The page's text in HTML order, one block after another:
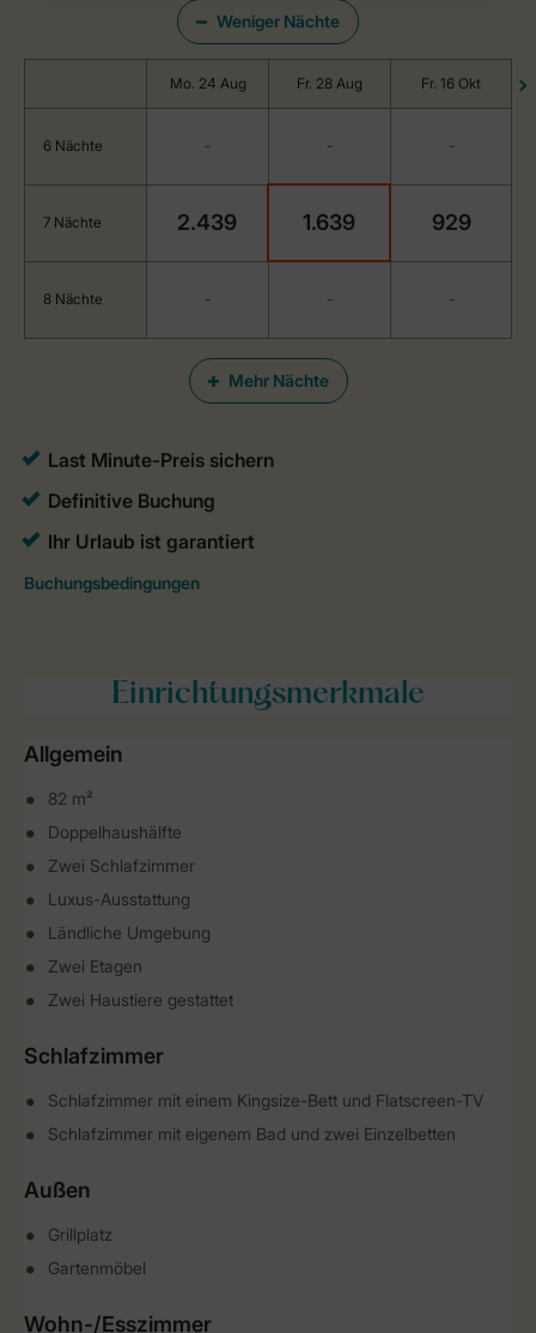
Weniger Nächte
Mehr Nächte
Mo. 24 Aug Fr. 28 Aug Fr. 16 Okt
6 Nächte - - -
7 Nächte 2.439 1.639 929
8 Nächte - - -
Einrichtungsmerkmale
Allgemein
82 m²
Doppelhaushälfte
Zwei Schlafzimmer
Luxus-Ausstattung
Ländliche Umgebung
Zwei Etagen
Zwei Haustiere gestattet
Schlafzimmer
Schlafzimmer mit einem Kingsize-Bett und Flatscreen-TV
Schlafzimmer mit eigenem Bad und zwei Einzelbetten
Außen
Grillplatz
Gartenmöbel
Wohn-/Esszimmer